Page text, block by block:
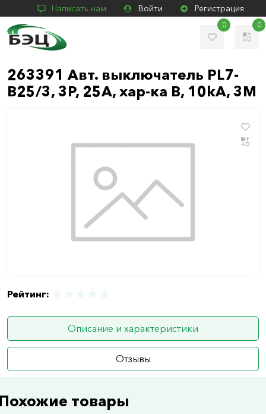
Написать нам Войти Регистрация
0 0
263391 Авт. выключатель PL7-
B25/3, 3P, 25A, хар-ка B, 10kA, 3M
Рейтинг:
Описание и характеристики
Отзывы
товары